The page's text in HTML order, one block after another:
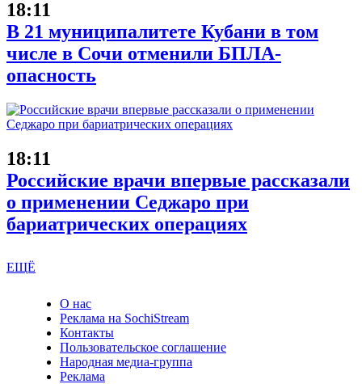
18:11
В 21 муниципалитете Кубани в том
числе в Сочи отменили БПЛА-
опасность
18:11
Российские врачи впервые рассказали
о применении Седжаро при
бариатрических операциях
ЕЩЁ
О нас
Реклама на SochiStream
Контакты
Пользовательское соглашение
Народная медиа-группа
Реклама